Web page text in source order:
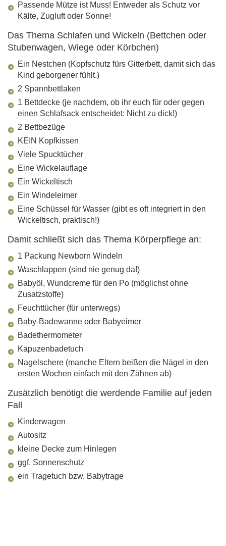
Passende Mütze ist Muss! Entweder als Schutz vor
Kälte, Zugluft oder Sonne!
Das Thema Schlafen und Wickeln (Bettchen oder
Stubenwagen, Wiege oder Körbchen)
Ein Nestchen (Kopfschutz fürs Gitterbett, damit sich das
Kind geborgener fühlt.)
2 Spannbettlaken
1 Bettdecke (je nachdem, ob ihr euch für oder gegen
einen Schlafsack entscheidet: Nicht zu dick!)
2 Bettbezüge
KEIN Kopfkissen
Viele Spucktücher
Eine Wickelauflage
Ein Wickeltisch
Ein Windeleimer
Eine Schüssel für Wasser (gibt es oft integriert in den
Wickeltisch, praktisch!)
Damit schließt sich das Thema Körperpflege an:
1 Packung Newborn Windeln
Waschlappen (sind nie genug da!)
Babyöl, Wundcreme für den Po (möglichst ohne
Zusatzstoffe)
Feuchttücher (für unterwegs)
Baby-Badewanne oder Babyeimer
Badethermometer
Kapuzenbadetuch
Nagelschere (manche Eltern beißen die Nägel in den
ersten Wochen einfach mit den Zähnen ab)
Zusätzlich benötigt die werdende Familie auf jeden
Fall
Kinderwagen
Autositz
kleine Decke zum Hinlegen
ggf. Sonnenschutz
ein Tragetuch bzw. Babytrage